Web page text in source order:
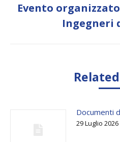
Evento
Ingegneri
Documenti
29 Luglio 2026